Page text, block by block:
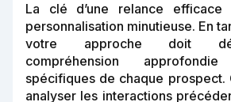
La clé d’une relance efficace
personnalisation minutieuse. En
votre approche doit
compréhension
spécifiques de chaque prospect.
analyser les interactions